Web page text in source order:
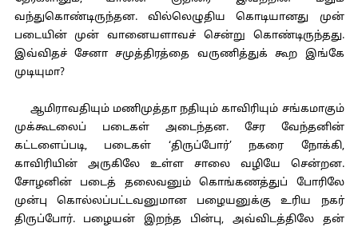
வந்துகொண்டிருந்தன. வில்லெழுதிய கொடியானது முன்
படையின் முன் வானையளாவச் சென்று கொண்டிருந்தது.
இவ்விதச் சேனா சமுத்திரத்தை வருணித்துக் கூற இங்கே
முடியுமா?
ஆமிராவதியும் மணிமுத்தா நதியும் காவிரியும் சங்கமாகும்
முக்கூடலைப் படைகள் அடைந்தன. சேர வேந்தனின்
கட்டளைப்படி, படைகள் ‘திருப்போர்’ நகரை நோக்கி,
காவிரியின் அருகிலே உள்ள சாலை வழியே சென்றன.
சோழனின் படைத் தலைவனும் கொங்கணத்துப் போரிலே
முன்பு கொல்லப்பட்டவனுமான பழையனுக்கு உரிய நகர்
திருப்போர். பழையன் இறந்த பின்பு, அவ்விடத்திலே தன்